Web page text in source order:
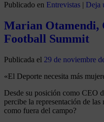
Publicado en Entrevistas | Deja
Marian Otamendi,
Football Summit
Publicada el 29 de noviembre
«El Deporte necesita más
Desde su posición como CEO
percibe la representación de
como fuera del campo?